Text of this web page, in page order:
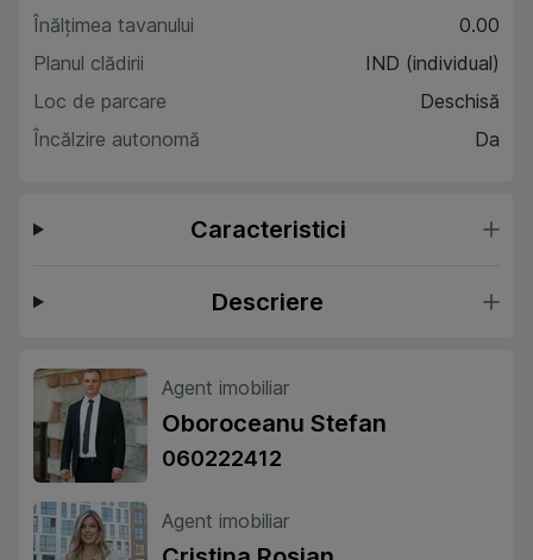
Înălțimea tavanului
0.00
Planul clădirii
IND (individual)
Loc de parcare
Deschisă
Încălzire autonomă
Da
Caracteristici
Descriere
Agent imobiliar
Oboroceanu Stefan
060222412
Agent imobiliar